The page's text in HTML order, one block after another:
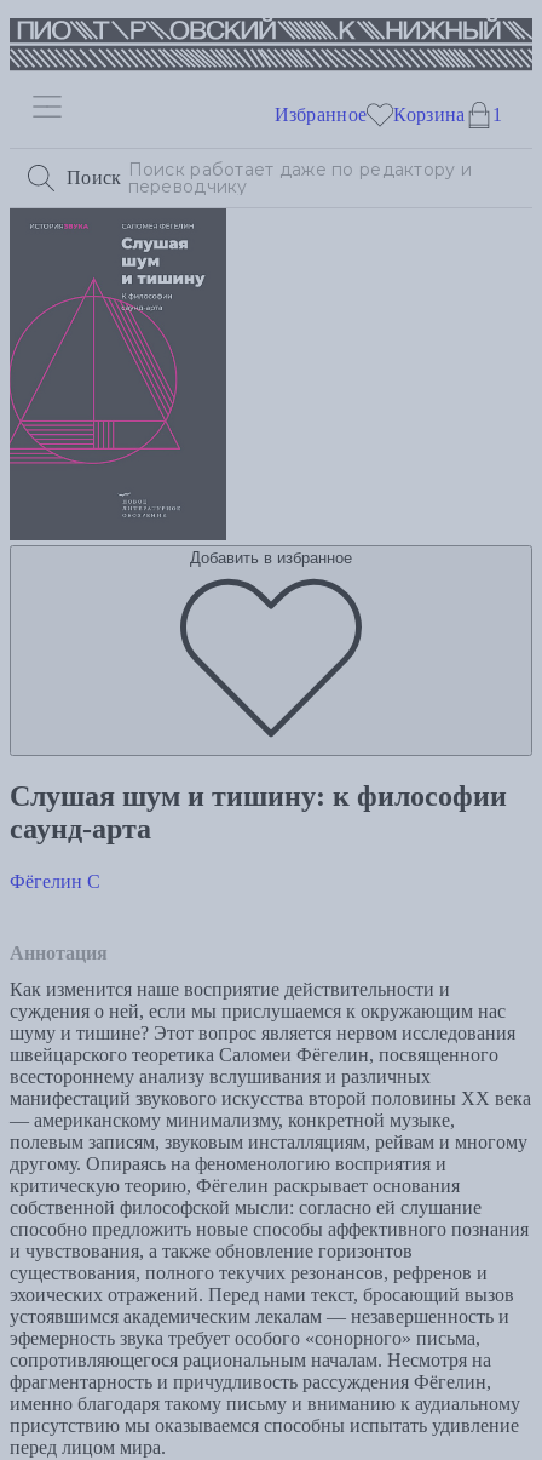
Поиск
Избранное Корзина 1
Добавить в избранное
Слушая шум и тишину: к философии
саунд-арта
Фёгелин С
Аннотация
Как изменится наше восприятие действительности и
суждения о ней, если мы прислушаемся к окружающим нас
шуму и тишине? Этот вопрос является нервом исследования
швейцарского теоретика Саломеи Фёгелин, посвященного
всестороннему анализу вслушивания и различных
манифестаций звукового искусства второй половины XX века
— американскому минимализму, конкретной музыке,
полевым записям, звуковым инсталляциям, рейвам и многому
другому. Опираясь на феноменологию восприятия и
критическую теорию, Фёгелин раскрывает основания
собственной философской мысли: согласно ей слушание
способно предложить новые способы аффективного познания
и чувствования, а также обновление горизонтов
cуществования, полного текучих резонансов, рефренов и
эхоических отражений. Перед нами текст, бросающий вызов
устоявшимся академическим лекалам — незавершенность и
эфемерность звука требует особого «сонорного» письма,
сопротивляющегося рациональным началам. Несмотря на
фрагментарность и причудливость рассуждения Фёгелин,
именно благодаря такому письму и вниманию к аудиальному
присутствию мы оказываемся способны испытать удивление
перед лицом мира.